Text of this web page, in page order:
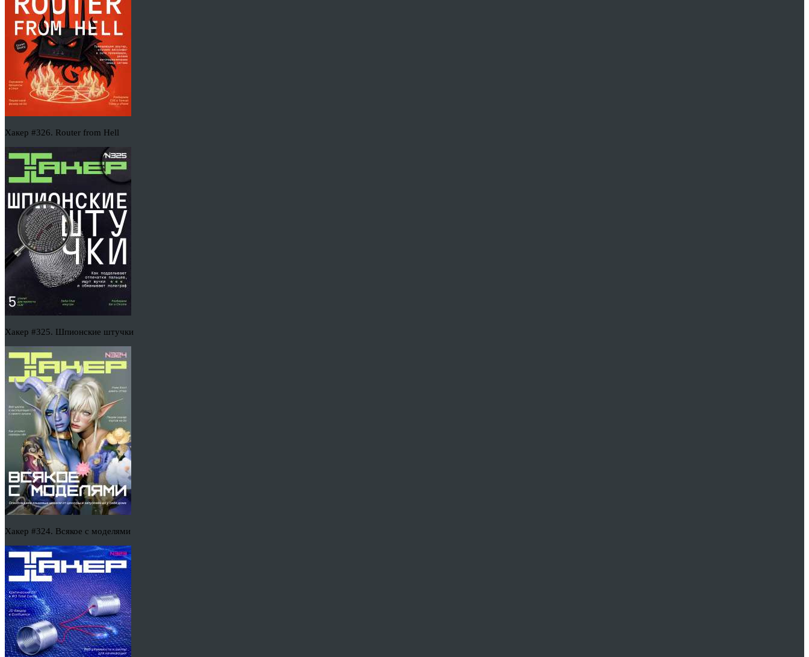
Хакер #326. Router from Hell
Хакер #325. Шпионские штучки
Хакер #324. Всякое с моделями